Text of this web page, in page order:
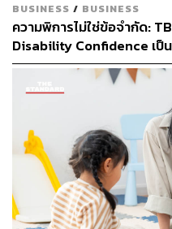
BUSINESS / BUSINESS
ความพิการไม่ใช่ข้อจำกัด:
Disability Confidence เป็
อนาคตแรงงานไทย